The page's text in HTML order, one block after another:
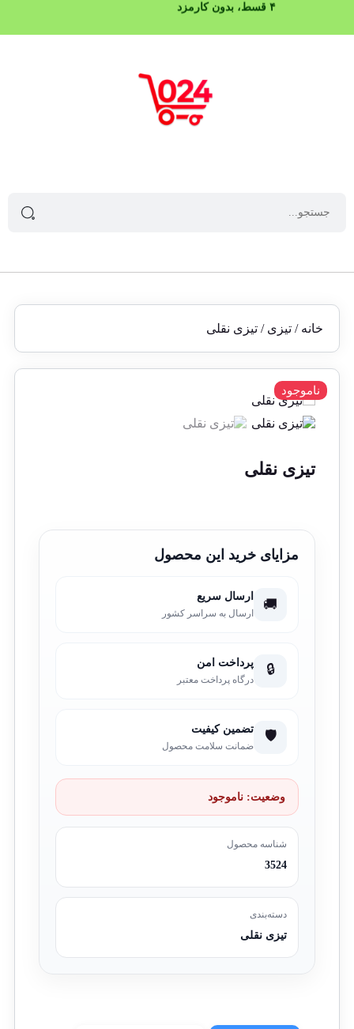
۴ قسط، بدون کارمزد
خانه / تیزی / تیزی نقلی
تیزی نقلی
ناموجود
مزایای خرید این محصول
🚚 ارسال سریع
ارسال به سراسر کشور
🔒 پرداخت امن
درگاه پرداخت معتبر
🛡️ تضمین کیفیت
ضمانت سلامت محصول
وضعیت: ناموجود
شناسه محصول
3524
دسته‌بندی
تیزی نقلی